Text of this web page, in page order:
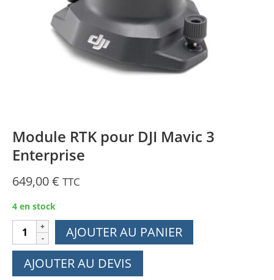
Module RTK pour DJI Mavic 3
Enterprise
649,00€ TTC
4 en stock
quantité
de
Module
RTK
AJOUTER AU PANIER
AJOUTER AU DEVIS